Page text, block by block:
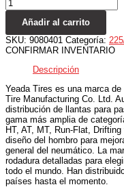
Añadir al carrito
SKU: 9080401 Categoría:
CONFIRMAR INVENTARIO
Descripción
Yeada Tires es una marca
Tire Manufacturing Co. Ltd.
distribución de llantas para
gama más amplia de
HT, AT, MT, Run-Flat,
diseño del hombro para
general del neumático. La
rodadura detalladas para
todo el mundo. Han
países hasta el momento.